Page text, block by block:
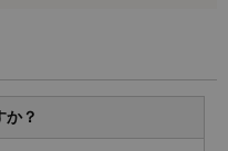
か？